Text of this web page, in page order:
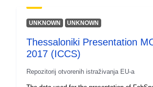
UNKNOWN UNKNOWN
Thessaloniki Presentation
2017 (ICCS)
Repozitorij otvorenih istraživanja EU-a